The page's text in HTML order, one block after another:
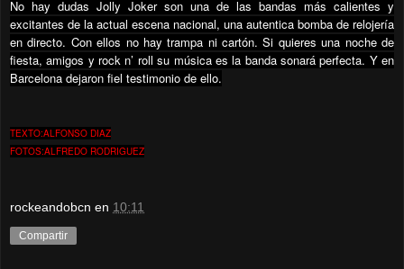
No hay dudas Jolly Joker son una de las bandas más calientes y
excitantes de la actual escena nacional, una autentica bomba de relojería
en directo. Con ellos no hay trampa ni cartón. Si quieres una noche de
fiesta, amigos y rock n’ roll su música es la banda sonará perfecta. Y en
Barcelona dejaron fiel testimonio de ello.
TEXTO:ALFONSO DIAZ
FOTOS:ALFREDO RODRIGUEZ
rockeandobcn en 10:11
Compartir